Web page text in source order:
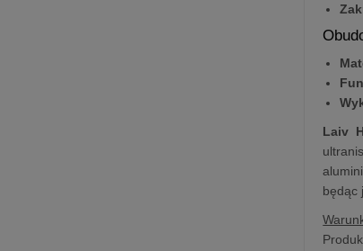
Laiv
będąc